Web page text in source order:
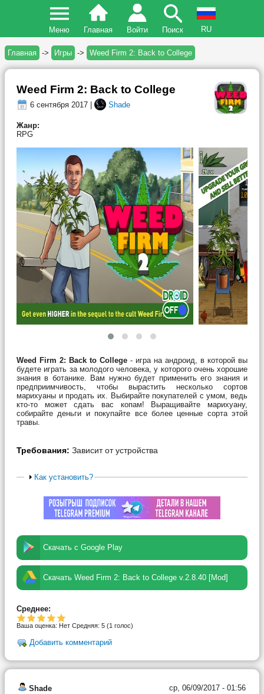
Меню Главная Войти Поиск RU
Главная -> Игры -> Weed Firm 2: Back to College
Weed Firm 2: Back to College
6 сентября 2017 | Shade
Жанр:
RPG
Weed Firm 2: Back to College - игра на андроид, в которой вы
будете играть за молодого человека, у которого очень хорошие
знания в ботанике. Вам нужно будет применить его знания и
предприимчивость, чтобы вырастить несколько сортов
марихуаны и продать их. Выбирайте покупателей с умом, ведь
кто-то может сдать вас копам! Выращивайте марихуану,
собирайте деньги и покупайте все более ценные сорта этой
травы.
Требования: Зависит от устройства
Как установить?
Скачать с Google Play
Скачать Weed Firm 2: Back to College v.2.8.40 [Mod]
Среднее:
Ваша оценка: Нет Средняя: 5 (1 голос)
Добавить комментарий
Shade ср, 06/09/2017 - 01:56